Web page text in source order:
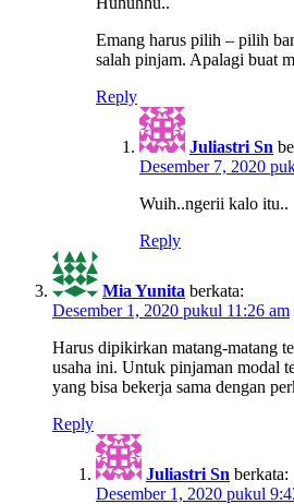
Emang harus pilih – pilih
salah pinjam. Apalagi buat
Reply
Juliastri Sn
Desember 7, 2020
Wuih..ngerii kalo itu..
Reply
Mia Yunita berkata:
Desember 1, 2020 pukul 11:26 am
Harus dipikirkan matang-matang
usaha ini. Untuk pinjaman modal
yang bisa bekerja sama dengan
Reply
Juliastri Sn berkata:
Desember 1, 2020 pukul